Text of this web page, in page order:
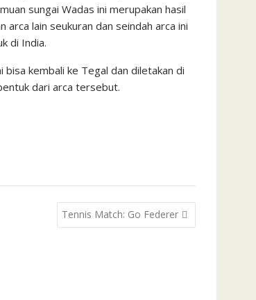
sungai Wadas ini merupakan hasil
lain seukuran dan seindah arca ini
di India.
bisa kembali ke Tegal dan diletakan di
dari arca tersebut.
Tennis Match: Go Federer